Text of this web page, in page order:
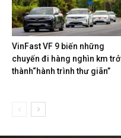
VinFast VF 9 biến những
chuyến đi hàng nghìn km trở
thành“hành trình thư giãn”